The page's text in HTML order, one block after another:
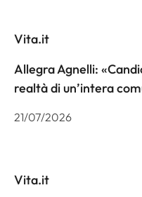
Vita.it
Allegra Agnelli:
realtà di un’intera
21/07/2026
Vita.it